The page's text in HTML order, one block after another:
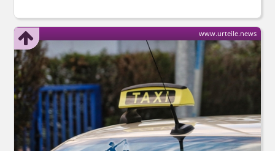
www.urteile.news